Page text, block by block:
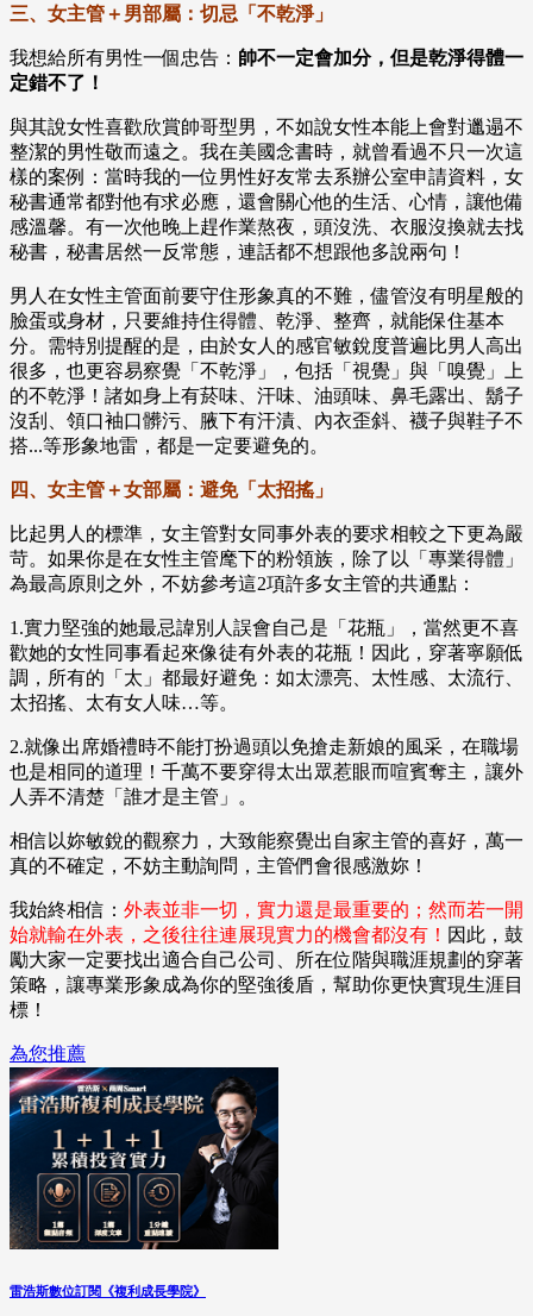
三、女主管＋男部屬：切忌「不乾淨」
我想給所有男性一個忠告： 帥不一定會加分，但是乾淨得體一
定錯不了！
與其說女性喜歡欣賞帥哥型男，不如說女性本能上會對邋遢不
整潔的男性敬而遠之。我在美國念書時，就曾看過不只一次這
樣的案例：當時我的一位男性好友常去系辦公室申請資料，女
秘書通常都對他有求必應，還會關心他的生活、心情，讓他備
感溫馨。有一次他晚上趕作業熬夜，頭沒洗、衣服沒換就去找
秘書，秘書居然一反常態，連話都不想跟他多說兩句！
男人在女性主管面前要守住形象真的不難，儘管沒有明星般的
臉蛋或身材，只要維持住得體、乾淨、整齊，就能保住基本
分。需特別提醒的是，由於女人的感官敏銳度普遍比男人高出
很多，也更容易察覺「不乾淨」，包括「視覺」與「嗅覺」上
的不乾淨！諸如身上有菸味、汗味、油頭味、鼻毛露出、鬍子
沒刮、領口袖口髒污、腋下有汗漬、內衣歪斜、襪子與鞋子不
搭...等形象地雷，都是一定要避免的。
四、女主管＋女部屬：避免「太招搖」
比起男人的標準，女主管對女同事外表的要求相較之下更為嚴
苛。如果你是在女性主管麾下的粉領族，除了以「專業得體」
為最高原則之外，不妨參考這2項許多女主管的共通點：
1.實力堅強的她最忌諱別人誤會自己是「花瓶」，當然更不喜
歡她的女性同事看起來像徒有外表的花瓶！因此，穿著寧願低
調，所有的「太」都最好避免：如太漂亮、太性感、太流行、
太招搖、太有女人味…等。
2.就像出席婚禮時不能打扮過頭以免搶走新娘的風采，在職場
也是相同的道理！千萬不要穿得太出眾惹眼而喧賓奪主，讓外
人弄不清楚「誰才是主管」。
相信以妳敏銳的觀察力，大致能察覺出自家主管的喜好，萬一
真的不確定，不妨主動詢問，主管們會很感激妳！
我始終相信： 外表並非一切，實力還是最重要的；然而若一開
始就輸在外表，之後往往連展現實力的機會都沒有！ 因此，鼓
勵大家一定要找出適合自己公司、所在位階與職涯規劃的穿著
策略，讓專業形象成為你的堅強後盾，幫助你更快實現生涯目
標！
為您推薦
雷浩斯數位訂閱《複利成長學院》